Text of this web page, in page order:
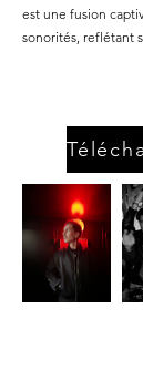
est une fusion
sonorités, reflétant